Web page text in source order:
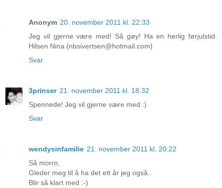
Anonym 20. november 2011 kl. 22:33
Jeg vil gjerne være med! Så gøy! Ha en herlig førjulstid.
Hilsen Nina (nbsivertsen@hotmail.com)
Svar
3prinser 21. november 2011 kl. 18:32
Spennede! Jeg vil gjerne være med :)
Svar
wendysinfamilie 21. november 2011 kl. 20:22
Så morro,
Gleder meg til å ha det ett år jeg også..
Blir så klart med :-)